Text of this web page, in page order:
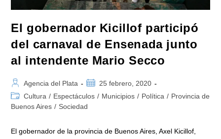
El gobernador Kicillof participó
del carnaval de Ensenada junto
al intendente Mario Secco
Autor
de
la
Agencia del Plata
Publicación
de
la
25 febrero, 2020
Categoría
de
entrada:
Cultura / Espectáculos / Municipios / Política / Provincia de
Buenos Aires / Sociedad
El gobernador de la provincia de Buenos Aires, Axel Kicillof,